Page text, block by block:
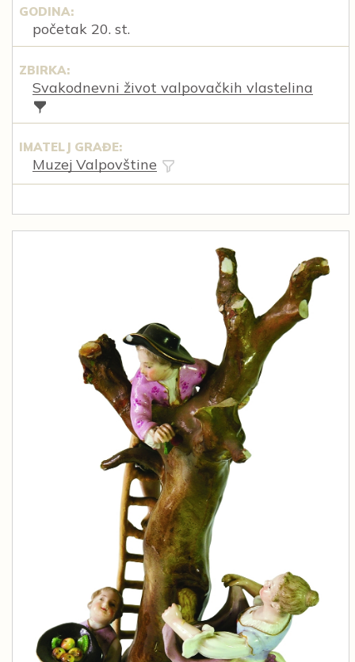
GODINA:
početak 20. st.
ZBIRKA:
Svakodnevni život valpovačkih vlastelina
IMATELJ GRAĐE:
Muzej Valpovštine